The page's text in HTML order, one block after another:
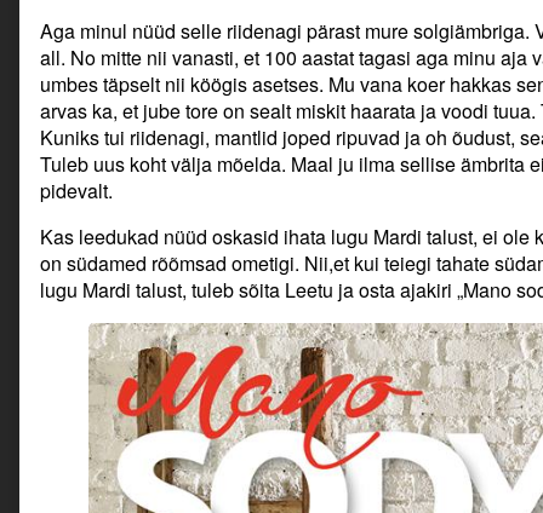
Aga minul nüüd selle riidenagi pärast mure solgiämbriga.
all. No mitte nii vanasti, et 100 aastat tagasi aga minu aja
umbes täpselt nii köögis asetses. Mu vana koer hakkas
arvas ka, et jube tore on sealt miskit haarata ja voodi
Kuniks tui riidenagi, mantlid joped ripuvad ja oh õudust,
Tuleb uus koht välja mõelda. Maal ju ilma sellise ämbrita
pidevalt.
Kas leedukad nüüd oskasid ihata lugu Mardi talust, ei ole
on südamed rõõmsad ometigi. Nii,et kui teiegi tahate
lugu Mardi talust, tuleb sõita Leetu ja osta ajakiri „Mano